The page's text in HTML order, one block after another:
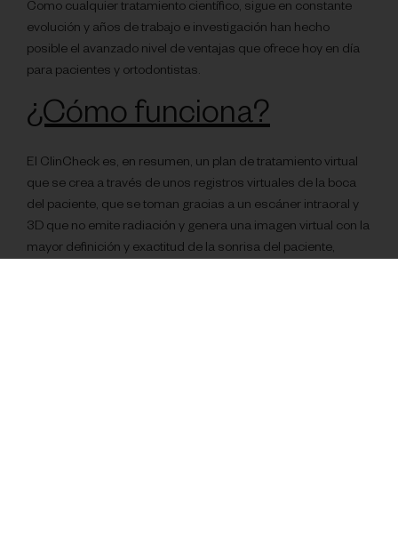
Como cualquier tratamiento científico, sigue en constante
evolución y años de trabajo e investigación han hecho
posible el avanzado nivel de ventajas que ofrece hoy en día
para pacientes y ortodontistas.
¿Cómo funciona?
El ClinCheck es, en resumen, un plan de tratamiento virtual
que se crea a través de unos registros virtuales de la boca
del paciente, que se toman gracias a un escáner intraoral y
3D que no emite radiación y genera una imagen virtual con la
mayor definición y exactitud de la sonrisa del paciente,